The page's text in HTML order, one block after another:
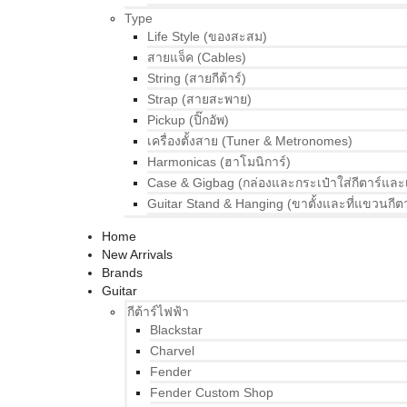
Type
Life Style (ของสะสม)
สายแจ็ค (Cables)
String (สายกีต้าร์)
Strap (สายสะพาย)
Pickup (ปิ๊กอัพ)
เครื่องตั้งสาย (Tuner & Metronomes)
Harmonicas (ฮาโมนิการ์)
Case & Gigbag (กล่องและกระเป๋าใส่กีตาร์และ
Guitar Stand & Hanging (ขาตั้งและที่แขวนกีต
Home
New Arrivals
Brands
Guitar
กีต้าร์ไฟฟ้า
Blackstar
Charvel
Fender
Fender Custom Shop